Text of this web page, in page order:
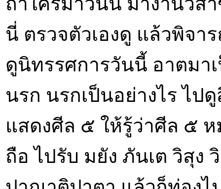
นี่ ตรวจตัวเองดู แล้วพิจา
ดูนิทรรศการวันนี้ อาตมา
นรก นรกเป็นอย่างไร ไป
แสดงศีล ๕ ให้รู้ว่าศีล ๕
ถือ ไปรับ มยัง ภันเต วิสุง